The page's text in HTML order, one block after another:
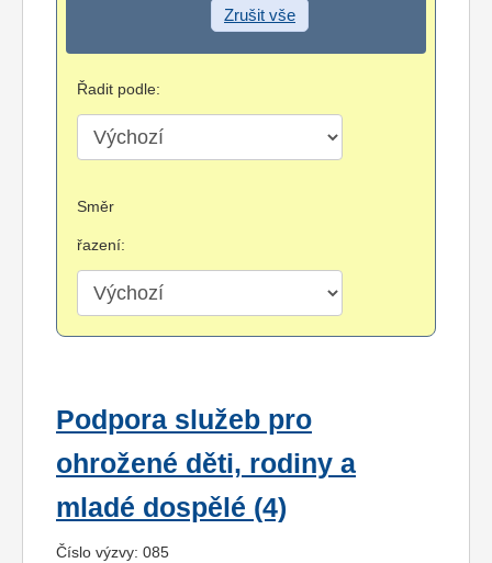
Zrušit vše
Řadit podle:
Směr
řazení:
Podpora služeb pro
ohrožené děti, rodiny a
mladé dospělé (4)
Číslo výzvy: 085